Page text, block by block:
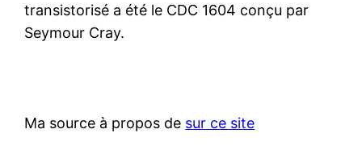
transistorisé a été le CDC 1604 conçu par
Seymour Cray.
Ma source à propos de sur ce site